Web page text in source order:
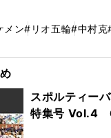
メン#リオ五輪#中村克
スポルティー
特集号 Vol.4